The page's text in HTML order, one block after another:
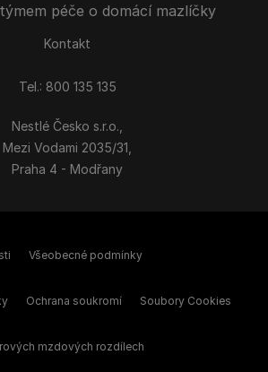
péče o domácí mazlíčky
Kontakt
Tel.: 800 135 135
Nestlé Česko s.r.o.,
Mezi Vodami 2035/31,
Praha 4 - Modřany
Všeobecné podmínky
Ochrana soukromí Soubory Cookies
mzdových rozdílech